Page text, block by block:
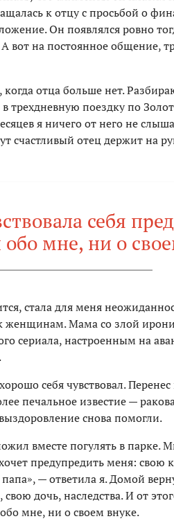
к отцу с просьбой о
Он появлялся ровно
вот на постоянное общение,
отца больше нет.
трехдневную поездку по
я ничего от него не
счастливый отец держит на
себя
мне, ни о
стала для меня
женщинам. Мама со злой
сериала, настроенным на
себя чувствовал. Перенес
печальное известие —
снова помогли.
вместе погулять в парке.
предупредить меня: свою
— ответила я. Домой
дочь, наследства. И от
мне, ни о своем внуке.